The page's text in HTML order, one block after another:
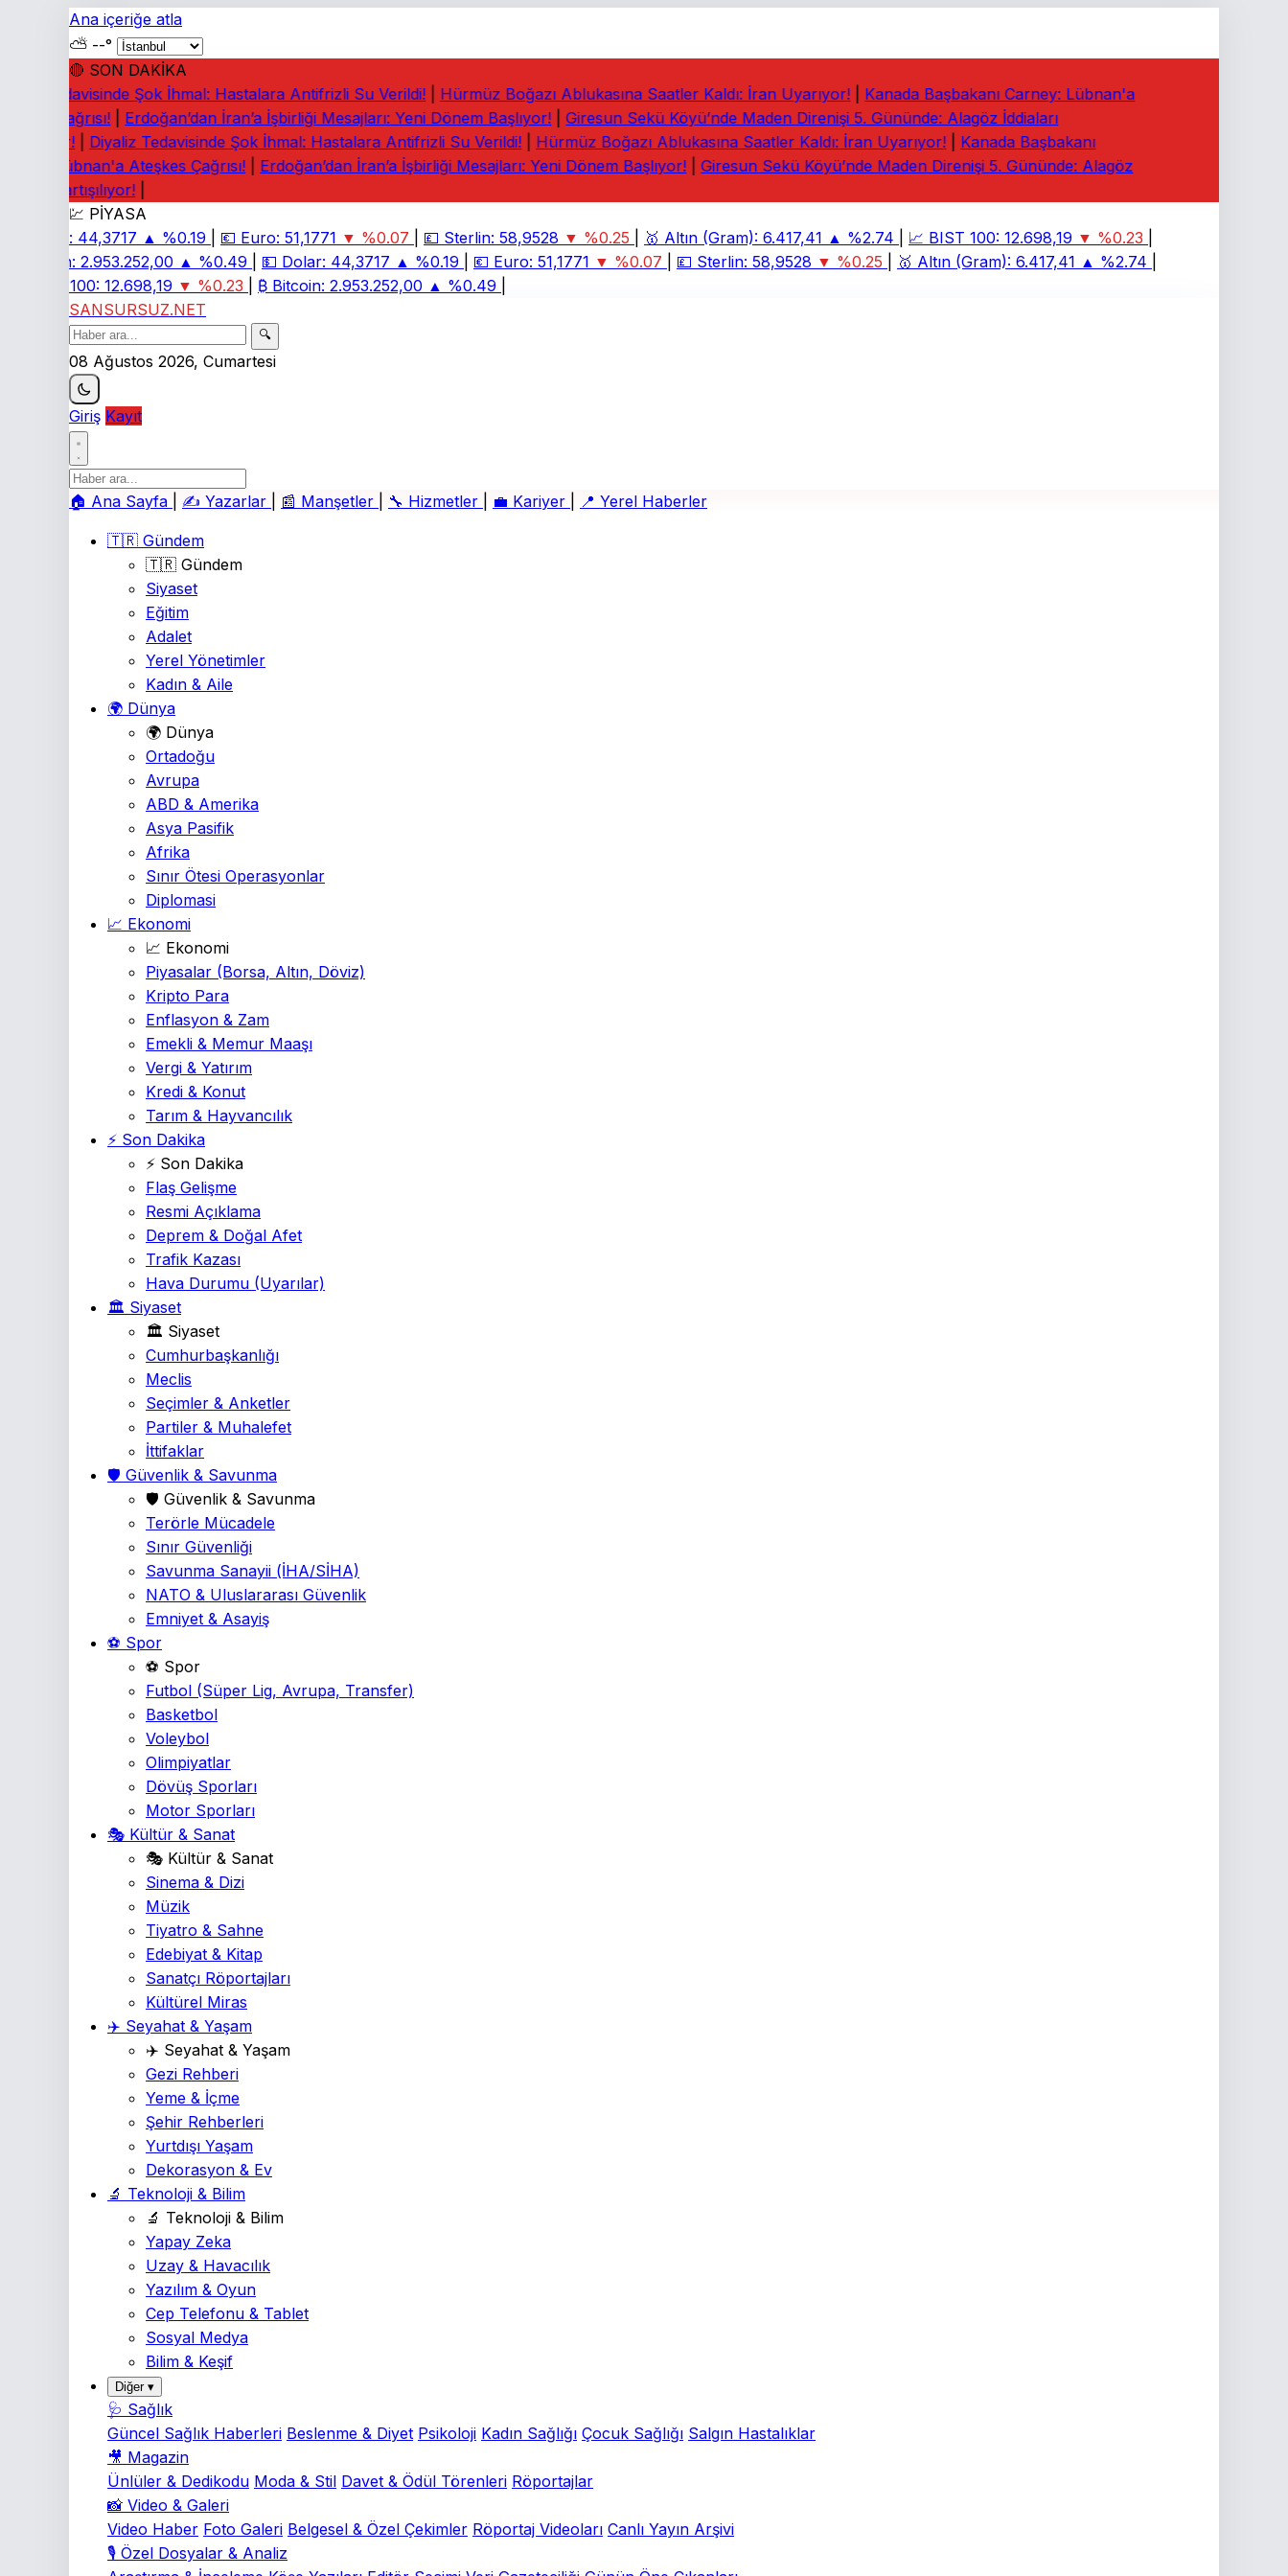
Ana içeriğe atla
⛅ --°
🔴 SON DAKİKA
Tedavisinde Şok İhmal: Hastalara Antifrizli Su Verildi! | Hürmüz Boğazı Ablukasına Saatler Kaldı: İran Uyarıyor! |
Kanada Başbakanı Carney: Lübnan'a
Çağrısı! | Erdoğan’dan İran’a İşbirliği Mesajları: Yeni Dönem Başlıyor! |
Giresun Sekü Köyü’nde Maden Direnişi 5. Gününde: Alagöz İddiaları
| Diyaliz Tedavisinde Şok İhmal: Hastalara Antifrizli Su Verildi! | Hürmüz Boğazı Ablukasına Saatler Kaldı: İran Uyarıyor! |
Kanada Başbakanı
Lübnan'a Ateşkes Çağrısı! | Erdoğan’dan İran’a İşbirliği Mesajları: Yeni Dönem Başlıyor! |
Giresun Sekü Köyü’nde Maden Direnişi 5. Gününde: Alagöz
Tartışılıyor! |
💹 PİYASA
44,3717 ▲ %0.19 | 💶 Euro: 51,1771 ▼ %0.07 | 💷 Sterlin: 58,9528 ▼ %0.25 | 🥇 Altın (Gram): 6.417,41 ▲ %2.74 | 📈 BIST 100: 12.698,19 ▼ %0.23 |
2.953.252,00 ▲ %0.49 | 💵 Dolar: 44,3717 ▲ %0.19 | 💶 Euro: 51,1771 ▼ %0.07 | 💷 Sterlin: 58,9528 ▼ %0.25 | 🥇 Altın (Gram): 6.417,41 ▲ %2.74 |
BIST 100: 12.698,19 ▼ %0.23 | Bitcoin: 2.953.252,00 ▲ %0.49 |
SANSURSUZ.NET
🔍
08 Ağustos 2026, Cumartesi
Giriş Kayıt
🏠 Ana Sayfa ✍️ Yazarlar 📰 Manşetler 🔧 Hizmetler 💼 Kariyer 📍 Yerel Haberler
🇹🇷 Gündem
🇹🇷 Gündem
Siyaset
Eğitim
Adalet
Yerel Yönetimler
Kadın & Aile
🌍 Dünya
🌍 Dünya
Ortadoğu
Avrupa
ABD & Amerika
Asya Pasifik
Afrika
Sınır Ötesi Operasyonlar
Diplomasi
📈 Ekonomi
📈 Ekonomi
Piyasalar (Borsa, Altın, Döviz)
Kripto Para
Enflasyon & Zam
Emekli & Memur Maaşı
Vergi & Yatırım
Kredi & Konut
Tarım & Hayvancılık
⚡ Son Dakika
⚡ Son Dakika
Flaş Gelişme
Resmi Açıklama
Deprem & Doğal Afet
Trafik Kazası
Hava Durumu (Uyarılar)
🏛️ Siyaset
🏛️ Siyaset
Cumhurbaşkanlığı
Meclis
Seçimler & Anketler
Partiler & Muhalefet
İttifaklar
🛡️ Güvenlik & Savunma
🛡️ Güvenlik & Savunma
Terörle Mücadele
Sınır Güvenliği
Savunma Sanayii (İHA/SİHA)
NATO & Uluslararası Güvenlik
Emniyet & Asayiş
⚽ Spor
⚽ Spor
Futbol (Süper Lig, Avrupa, Transfer)
Basketbol
Voleybol
Olimpiyatlar
Dövüş Sporları
Motor Sporları
🎭 Kültür & Sanat
🎭 Kültür & Sanat
Sinema & Dizi
Müzik
Tiyatro & Sahne
Edebiyat & Kitap
Sanatçı Röportajları
Kültürel Miras
✈️ Seyahat & Yaşam
✈️ Seyahat & Yaşam
Gezi Rehberi
Yeme & İçme
Şehir Rehberleri
Yurtdışı Yaşam
Dekorasyon & Ev
🔬 Teknoloji & Bilim
🔬 Teknoloji & Bilim
Yapay Zeka
Uzay & Havacılık
Yazılım & Oyun
Cep Telefonu & Tablet
Sosyal Medya
Bilim & Keşif
Diğer ▾
🩺 Sağlık
Güncel Sağlık Haberleri Beslenme & Diyet Psikoloji Kadın Sağlığı Çocuk Sağlığı Salgın Hastalıklar
🎥 Magazin
Ünlüler & Dedikodu Moda & Stil Davet & Ödül Törenleri Röportajlar
📸 Video & Galeri
Video Haber Foto Galeri Belgesel & Özel Çekimler Röportaj Videoları Canlı Yayın Arşivi
🎙️ Özel Dosyalar & Analiz